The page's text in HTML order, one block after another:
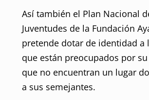
Así también el Plan Nacional
Juventudes de la Fundación
pretende dotar de identidad a
que están preocupados por
que no encuentran un lugar
a sus semejantes.